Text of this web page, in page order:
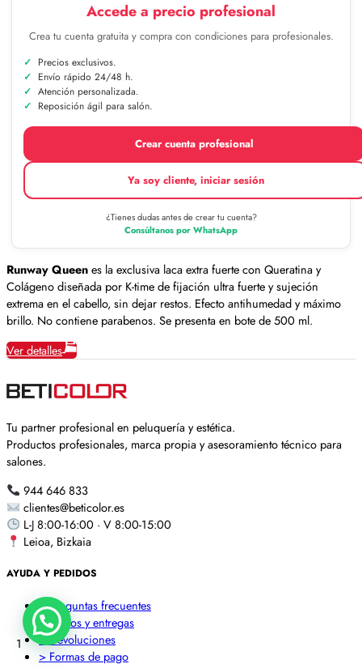
Accede a precio profesional
Crea tu cuenta gratuita y compra con condiciones para profesionales.
Precios exclusivos.
Envío rápido 24/48 h.
Atención personalizada.
Reposición ágil para salón.
Crear cuenta profesional
Ya soy cliente, iniciar sesión
¿Tienes dudas antes de crear tu cuenta?
Consúltanos por WhatsApp
Runway Queenes la exclusiva laca extra fuerte con Queratina y
Colágeno diseñada por K-time de fijación ultra fuerte y sujeción
extrema en el cabello, sin dejar restos. Efecto antihumedad y máximo
brillo. No contiene parabenos. Se presenta en bote de 500 ml.
Ver detalles
Tu partner profesional en peluquería y estética.
Productos profesionales, marca propia y asesoramiento técnico para
salones.
944 646 833
clientes@beticolor.es
L-J 8:00-16:00 · V 8:00-15:00
Leioa, Bizkaia
AYUDA Y PEDIDOS
> Preguntas frecuentes
> Envíos y entregas
> Devoluciones
> Formas de pago
1